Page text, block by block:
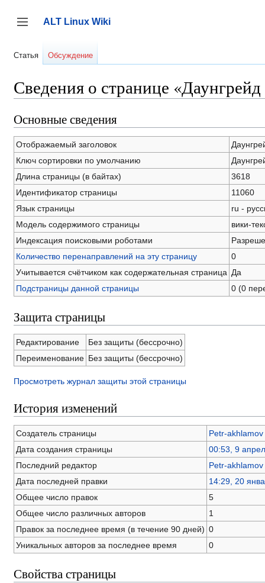
содержанию
Переключить боковую панель
ALT Linux Wiki
Статья Обсуждение
Сведения о странице «Даунгрейд
Основные сведения
Отображаемый заголовок
Ключ сортировки по умолчанию
Длина страницы (в байтах)
3618
Идентификатор страницы
11060
Язык страницы
ru -
Модель содержимого страницы
вики-
Индексация поисковыми роботами
Количество перенаправлений на эту страницу
0
Учитывается счётчиком как содержательная страница Да
Подстраницы данной страницы
0 (0
Защита страницы
Редактирование
Без защиты (бессрочно)
Переименование Без защиты (бессрочно)
Просмотреть журнал защиты этой страницы
История изменений
Создатель страницы
Petr-akhlamov
Дата создания страницы
00:53, 9
Последний редактор
Petr-akhlamov
Дата последней правки
14:29, 20
Общее число правок
5
Общее число различных авторов
1
Правок за последнее время (в течение 90 дней) 0
Уникальных авторов за последнее время
0
Свойства страницы